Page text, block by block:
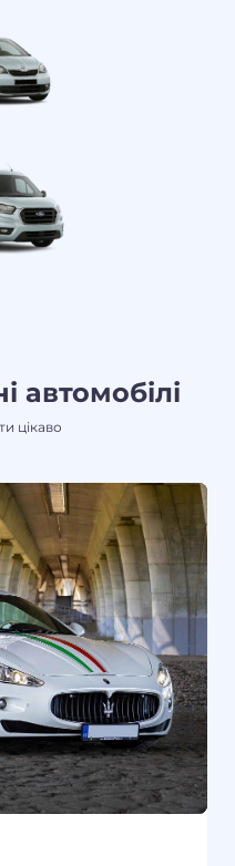
автомобілі
цікаво